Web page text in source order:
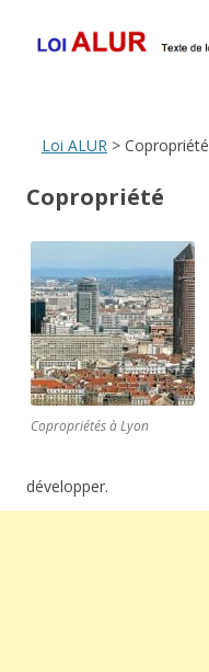
Loi ALUR
Loi ALUR > Copropriété
Copropriété
Copropriétés à Lyon
développer.